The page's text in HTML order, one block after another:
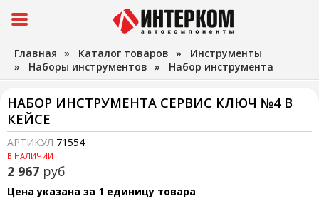
Главная » Каталог товаров » Инструменты
» Наборы инструментов » Набор инструмента
НАБОР ИНСТРУМЕНТА СЕРВИС КЛЮЧ №4 В
КЕЙСЕ
АРТИКУЛ 71554
В НАЛИЧИИ
2 967 руб
Цена указана за 1 единицу товара